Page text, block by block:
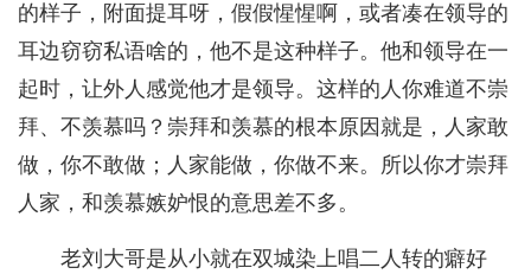
的样子，附面提耳呀，假假惺惺啊，或者凑在领导的
耳边窃窃私语啥的，他不是这种样子。他和领导在一
起时，让外人感觉他才是领导。这样的人你难道不崇
拜、不羡慕吗？崇拜和羡慕的根本原因就是，人家敢
做，你不敢做；人家能做，你做不来。所以你才崇拜
人家，和羡慕嫉妒恨的意思差不多。
老刘大哥是从小就在双城染上唱二人转的癖好